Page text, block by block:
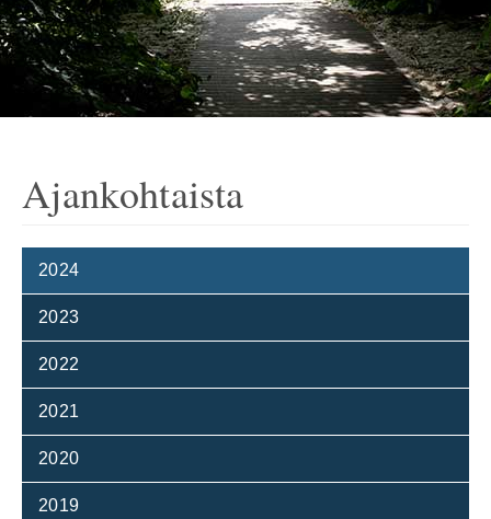
Ajankohtaista
2024
2023
2022
2021
2020
2019